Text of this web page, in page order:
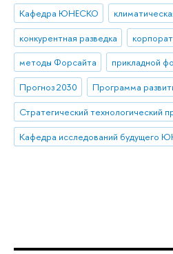
Кафедра ЮНЕСКО
конкурентная разведка
методы Форсайта
прикладной
Прогноз 2030
Программа